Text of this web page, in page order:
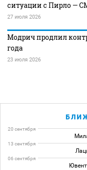
ситуации с Пирло —
27 июля 2026
Модрич продлил
года
23 июля 2026
20 сентября
13 сентября
06 сентября